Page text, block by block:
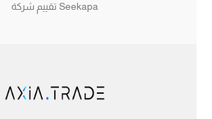
Seekapa تقييم شركة